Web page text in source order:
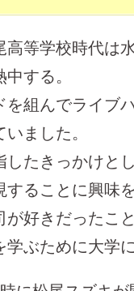
高等学校時代は
する。
を組んでライブ
ました。
したきっかけと
することに興味
が好きだったこ
ぶために大学